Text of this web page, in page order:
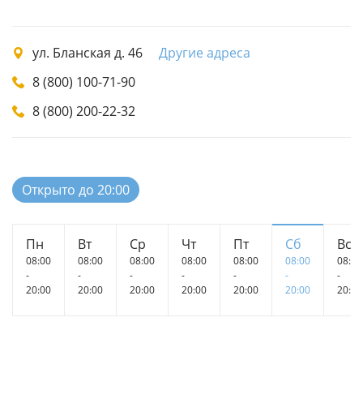
ул. Бланская д. 46
Другие адреса
8 (800) 100-71-90
8 (800) 200-22-32
Открыто до 20:00
Пн
08:00
-
20:00
Вт
08:00
-
20:00
Ср
08:00
-
20:00
Чт
08:00
-
20:00
Пт
08:00
-
20:00
Сб
08:00
-
20:00
Вс
08:00
-
20:00